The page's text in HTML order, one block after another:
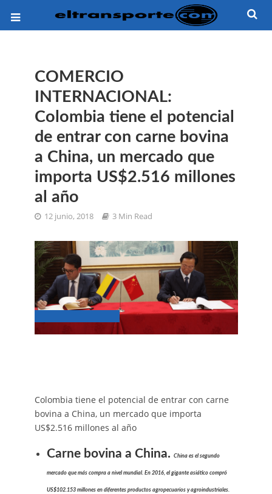
COMERCIO
INTERNACIONAL:
Colombia tiene el potencial
de entrar con carne bovina
a China, un mercado que
importa US$2.516 millones
al año
12 junio, 2018 3 Min Read
Colombia tiene el potencial de entrar con carne
bovina a China, un mercado que importa
US$2.516 millones al año
Carne bovina a China. China es el segundo
mercado que más compra a nivel mundial. En 2016, el gigante asiático compró
US$102.153 millones en diferentes productos agropecuarios y agroindustriales.